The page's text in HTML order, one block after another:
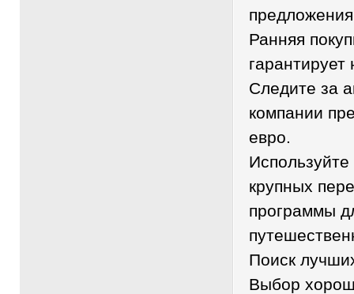
Ранняя
Следите за
компании
евро.
крупных
программы
Поиск
Выбор